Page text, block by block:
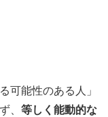
可能性のある人」
、 等しく能動的な